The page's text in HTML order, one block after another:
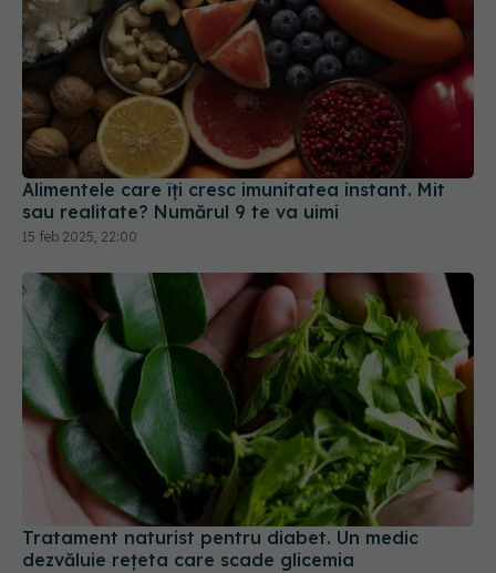
Alimentele care îți cresc imunitatea instant. Mit
sau realitate? Numărul 9 te va uimi
15 feb 2025, 22:00
Tratament naturist pentru diabet. Un medic
dezvăluie rețeta care scade glicemia